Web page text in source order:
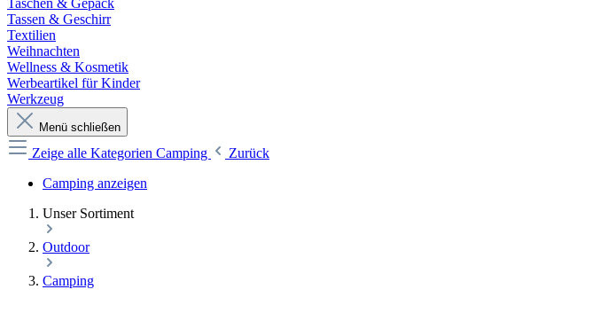
Taschen & Gepäck
Tassen & Geschirr
Textilien
Weihnachten
Wellness & Kosmetik
Werbeartikel für Kinder
Werkzeug
Menü schließen
Zeige alle Kategorien Camping
Zurück
Camping anzeigen
Unser Sortiment
Outdoor
Camping